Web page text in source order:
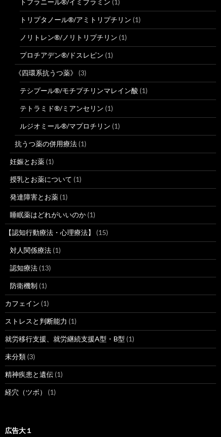
トリプタノール®/アミトリプチリン (1)
ノリトレン®/ノリトリプチリン (1)
プロチアデン®/ドスレピン (1)
《四環系抗うつ薬》 (3)
テシプール®/モチプチリンマレイン酸 (1)
テトラミド®/ミアンセリン (1)
ルジオミール®/マプロチリン (1)
抗うつ薬の併用療法 (1)
妊娠とお薬 (1)
授乳とお薬について (1)
発達障害とお薬 (1)
睡眠薬はどれがいいのか (1)
【認知行動療法・心理療法】 (15)
対人関係療法 (1)
認知療法 (13)
防衛機制 (1)
カフェイン (1)
ストレスと判断能力 (1)
就労移行支援、就労継続支援A型・B型 (1)
未分類 (3)
精神疾患と遺伝 (1)
経穴（ツボ） (1)
広告大１